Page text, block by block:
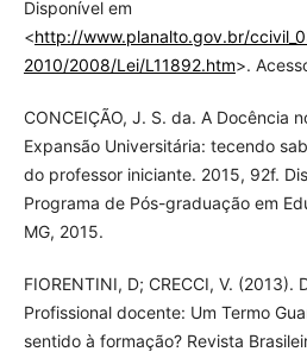
Disponível em
<http://www.planalto.gov.br/
2010/2008/Lei/L11892.htm>.
CONCEIÇÃO, J. S. da. A Docência
Expansão Universitária: tecendo
do professor iniciante. 2015, 92f.
Programa de Pós-graduação em
MG, 2015.
FIORENTINI, D; CRECCI, V. (2013).
Profissional docente: Um Termo
sentido à formação? Revista